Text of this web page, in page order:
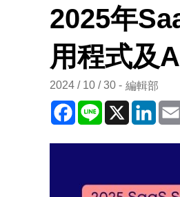
2025年
用程式及
2024 / 10 / 30 編輯部
Facebook
Line X